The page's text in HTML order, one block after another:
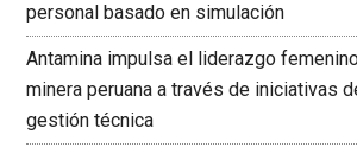
personal basado en simulación
Antamina impulsa el liderazgo
minera peruana a través de iniciativas
gestión técnica